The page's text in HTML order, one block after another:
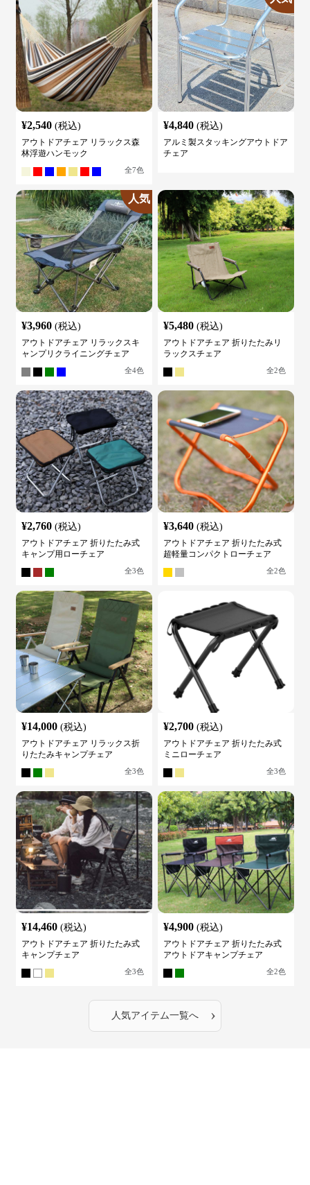
¥2,540 (税込)
アウトドアチェア リラックス森
林浮遊ハンモック
全7色
¥4,840 (税込)
アルミ製スタッキングアウトドア
チェア
人気
¥3,960 (税込)
アウトドアチェア リラックスキ
ャンプリクライニングチェア
全4色
¥5,480 (税込)
アウトドアチェア 折りたたみリ
ラックスチェア
全2色
¥2,760 (税込)
アウトドアチェア 折りたたみ式
キャンプ用ローチェア
全3色
¥3,640 (税込)
アウトドアチェア 折りたたみ式
超軽量コンパクトローチェア
全2色
¥14,000 (税込)
アウトドアチェア リラックス折
りたたみキャンプチェア
全3色
¥2,700 (税込)
アウトドアチェア 折りたたみ式
ミニローチェア
全3色
¥14,460 (税込)
アウトドアチェア 折りたたみ式
キャンプチェア
全3色
¥4,900 (税込)
アウトドアチェア 折りたたみ式
アウトドアキャンプチェア
全2色
人気アイテム一覧へ ›